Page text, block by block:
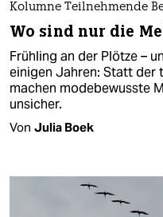
Kolumne Teilnehmende
Wo sind nur die
Frühling an der Plötze –
einigen Jahren: Statt der
machen modebewusste
unsicher.
Von Julia Boek